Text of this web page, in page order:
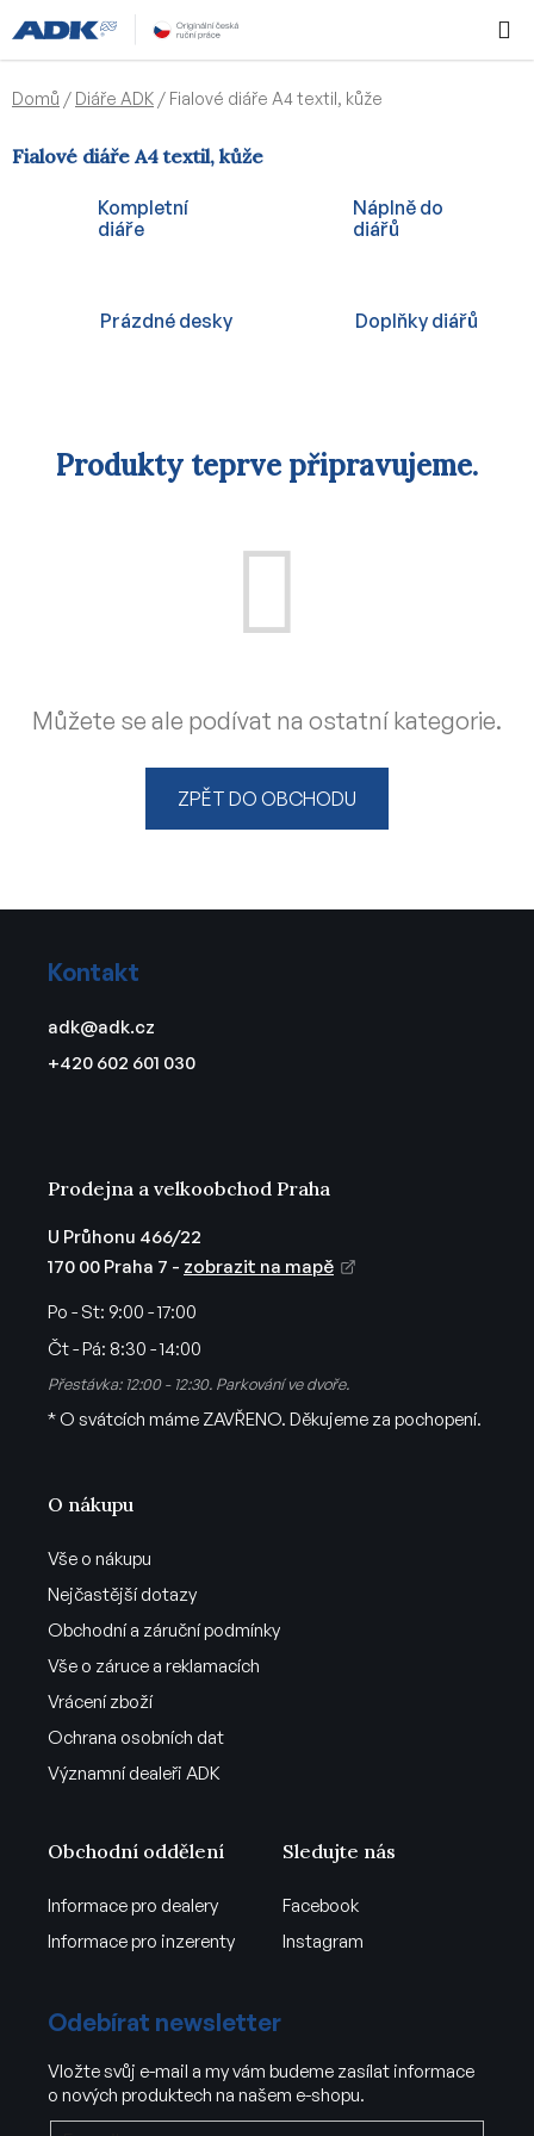
na
obsah
KOŠÍK
Domů / Diáře ADK / Fialové diáře A4 textil, kůže
Fialové diáře A4 textil, kůže
Kompletní
diáře
Náplně do
diářů
Prázdné desky Doplňky diářů
Produkty teprve připravujeme.
Můžete se ale podívat na ostatní kategorie.
ZPĚT DO OBCHODU
Kontakt
adk@adk.cz
+420 602 601 030
O nákupu
Vše o nákupu
Nejčastější dotazy
Obchodní a záruční podmínky
Vše o záruce a reklamacích
Vrácení zboží
Ochrana osobních dat
Významní dealeři ADK
Prodejna a velkoobchod Praha
U Průhonu 466/22
170 00 Praha 7 - zobrazit na mapě
Po - St: 9:00 - 17:00
Čt - Pá: 8:30 - 14:00
Přestávka: 12:00 - 12:30. Parkování ve dvoře.
* O svátcích máme ZAVŘENO. Děkujeme za pochopení.
Obchodní oddělení
Informace pro dealery
Informace pro inzerenty
Sledujte nás
Facebook
Instagram
Odebírat newsletter
Vložte svůj e-mail a my vám budeme zasílat informace
o nových produktech na našem e-shopu.